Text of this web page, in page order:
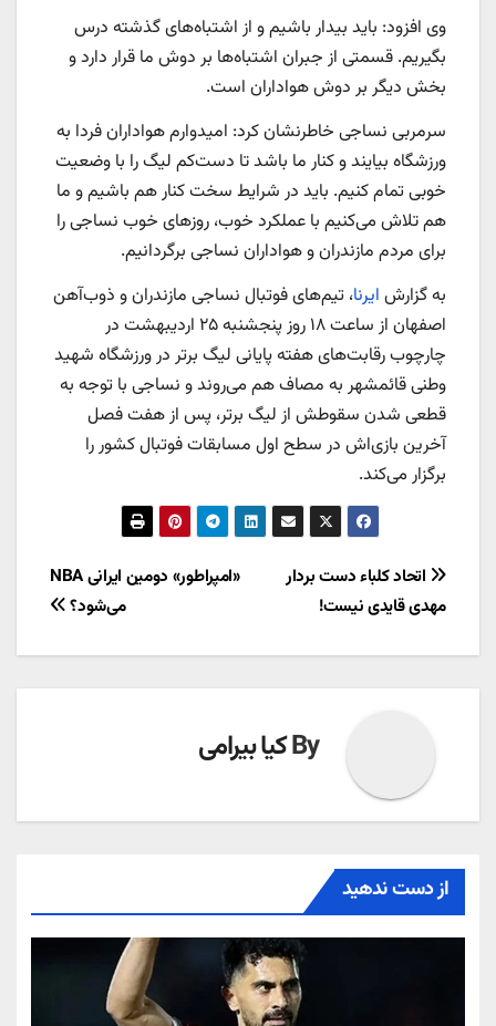
وی افزود: باید بیدار باشیم و از اشتباه‌های گذشته درس
بگیریم. قسمتی از جبران اشتباه‌ها بر دوش ما قرار دارد و
بخش دیگر بر دوش هواداران است.
سرمربی نساجی خاطرنشان کرد: امیدوارم هواداران فردا به
ورزشگاه بیایند و کنار ما باشد تا دست‌کم لیگ را با وضعیت
خوبی تمام کنیم. باید در شرایط سخت کنار هم باشیم و ما
هم تلاش می‌کنیم با عملکرد خوب، روزهای خوب نساجی را
برای مردم مازندران و هواداران نساجی برگردانیم.
به گزارش ایرنا، تیم‌های فوتبال نساجی مازندران و ذوب‌آهن
اصفهان از ساعت ۱۸ روز پنجشنبه ۲۵ اردیبهشت در
چارچوب رقابت‌های هفته پایانی لیگ برتر در ورزشگاه شهید
وطنی قائمشهر به مصاف هم می‌روند و نساجی با توجه به
قطعی شدن سقوطش از لیگ برتر، پس از هفت فصل
آخرین بازی‌اش در سطح اول مسابقات فوتبال کشور را
برگزار می‌کند.
راهبری
نوشته
«امپراطور» دومین ایرانی NBA
می‌شود؟
اتحاد کلباء دست بردار
مهدی قایدی نیست!
Byکیا بیرامی
از دست ندهید